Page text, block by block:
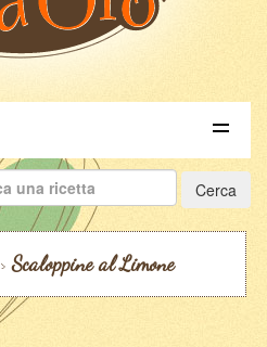
>Scaloppine al Limone